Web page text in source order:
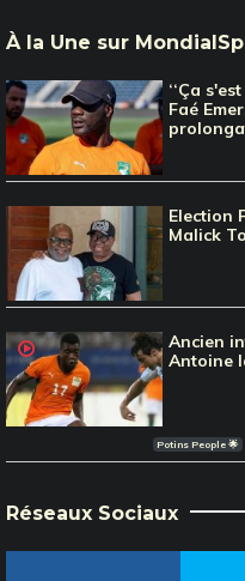
À la Une sur
‘‘Ça
Faé
Election
Malick
Ancien
Antoine
Potins People 🌟
Réseaux Sociaux